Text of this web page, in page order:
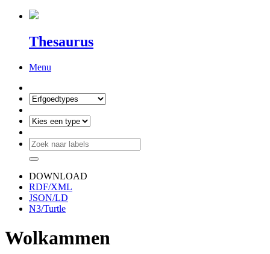
Thesaurus
Menu
DOWNLOAD
RDF/XML
JSON/LD
N3/Turtle
Wolkammen